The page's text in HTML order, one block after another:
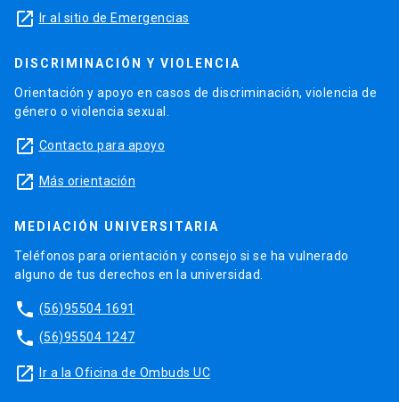
launch Ir al sitio de Emergencias
DISCRIMINACIÓN Y VIOLENCIA
Orientación y apoyo en casos de discriminación, violencia de
género o violencia sexual.
launch Contacto para apoyo
launch Más orientación
MEDIACIÓN UNIVERSITARIA
Teléfonos para orientación y consejo si se ha vulnerado
alguno de tus derechos en la universidad.
phone (56)95504 1691
phone (56)95504 1247
launch Ir a la Oficina de Ombuds UC